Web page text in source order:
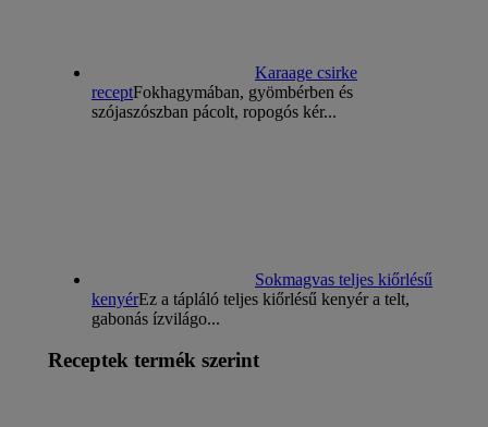
Karaage csirke
receptFokhagymában, gyömbérben és
szójaszószban pácolt, ropogós kér...
Sokmagvas teljes kiőrlésű
kenyérEz a tápláló teljes kiőrlésű kenyér a telt,
gabonás ízvilágo...
Receptek termék szerint